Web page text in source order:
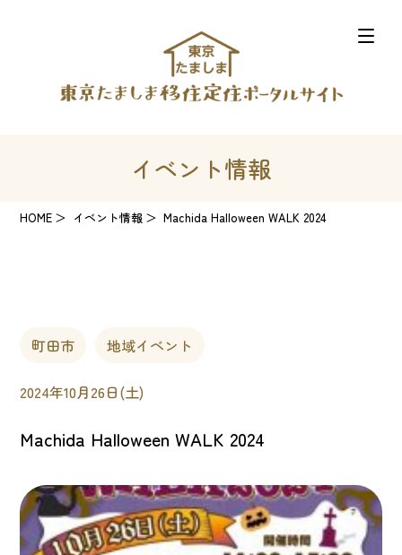
イベント情報
HOME イベント情報 Machida Halloween WALK 2024
町田市 地域イベント
2024年10月26日(土)
Machida Halloween WALK 2024